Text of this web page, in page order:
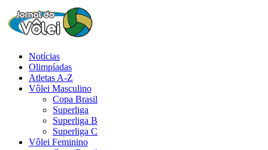
Notícias
Olimpíadas
Atletas A-Z
Vôlei Masculino
Copa Brasil
Superliga
Superliga B
Superliga C
Vôlei Feminino